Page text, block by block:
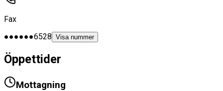
Fax
●●●●●●6528 Visa nummer
Öppettider
Mottagning